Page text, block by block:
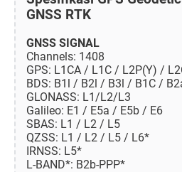
GNSS RTK
GNSS SIGNAL
Channels: 1408
GPS: L1CA / L1C / L2P(Y) /
BDS: B1l / B2l / B3l / B1C /
GLONASS: L1/L2/L3
Galileo: E1 / E5a / E5b / E6
SBAS: L1 / L2 / L5
QZSS: L1 / L2 / L5 / L6*
IRNSS: L5*
L-BAND*: B2b-PPP*